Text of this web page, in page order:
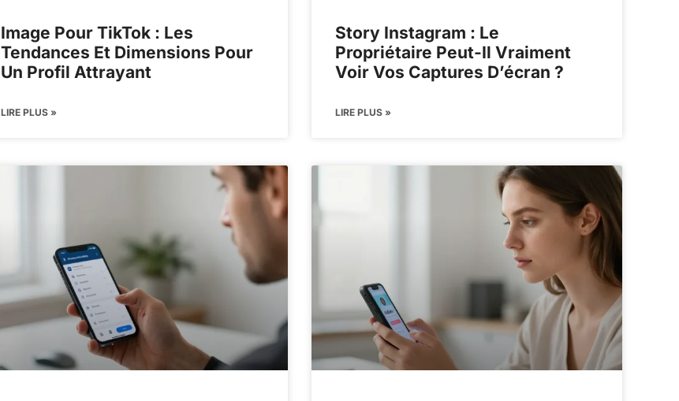
Image Pour TikTok : Les
Tendances Et Dimensions Pour
Un Profil Attrayant
LIRE PLUS »
Story Instagram : Le
Propriétaire Peut-Il Vraiment
Voir Vos Captures D’écran ?
LIRE PLUS »